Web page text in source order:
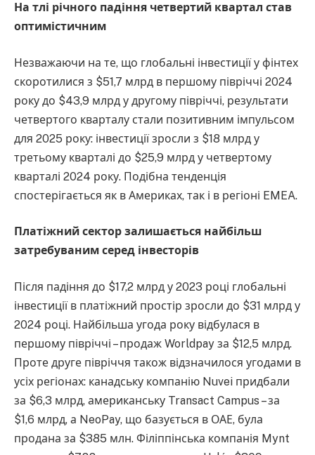
На тлі річного падіння четвертий квартал став
оптимістичним
Незважаючи на те, що глобальні інвестиції у фінтех
скоротилися з $51,7 млрд в першому півріччі 2024
року до $43,9 млрд у другому півріччі, результати
четвертого кварталу стали позитивним імпульсом
для 2025 року: інвестиції зросли з $18 млрд у
третьому кварталі до $25,9 млрд у четвертому
кварталі 2024 року. Подібна тенденція
спостерігається як в Америках, так і в регіоні EMEA.
Платіжний сектор залишається найбільш
затребуваним серед інвесторів
Після падіння до $17,2 млрд у 2023 році глобальні
інвестиції в платіжний простір зросли до $31 млрд у
2024 році. Найбільша угода року відбулася в
першому півріччі – продаж Worldpay за $12,5 млрд.
Проте друге півріччя також відзначилося угодами в
усіх регіонах: канадську компанію Nuvei придбали
за $6,3 млрд, американську Transact Campus – за
$1,6 млрд, а NeoPay, що базується в ОАЕ, була
продана за $385 млн. Філіппінська компанія Mynt